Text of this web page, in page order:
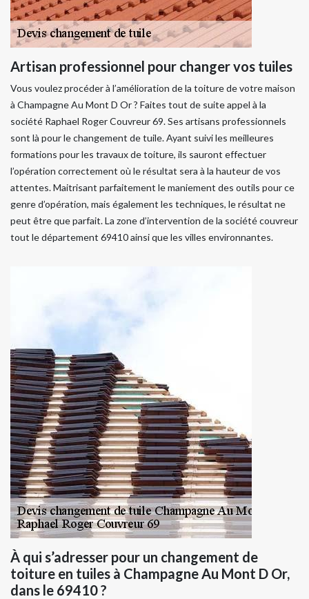
Artisan professionnel pour changer vos tuiles
Vous voulez procéder à l’amélioration de la toiture de votre maison
à Champagne Au Mont D Or ? Faites tout de suite appel à la
société Raphael Roger Couvreur 69. Ses artisans professionnels
sont là pour le changement de tuile. Ayant suivi les meilleures
formations pour les travaux de toiture, ils sauront effectuer
l’opération correctement où le résultat sera à la hauteur de vos
attentes. Maitrisant parfaitement le maniement des outils pour ce
genre d’opération, mais également les techniques, le résultat ne
peut être que parfait. La zone d’intervention de la société couvreur
tout le département 69410 ainsi que les villes environnantes.
À qui s’adresser pour un changement de
toiture en tuiles à Champagne Au Mont D Or,
dans le 69410 ?